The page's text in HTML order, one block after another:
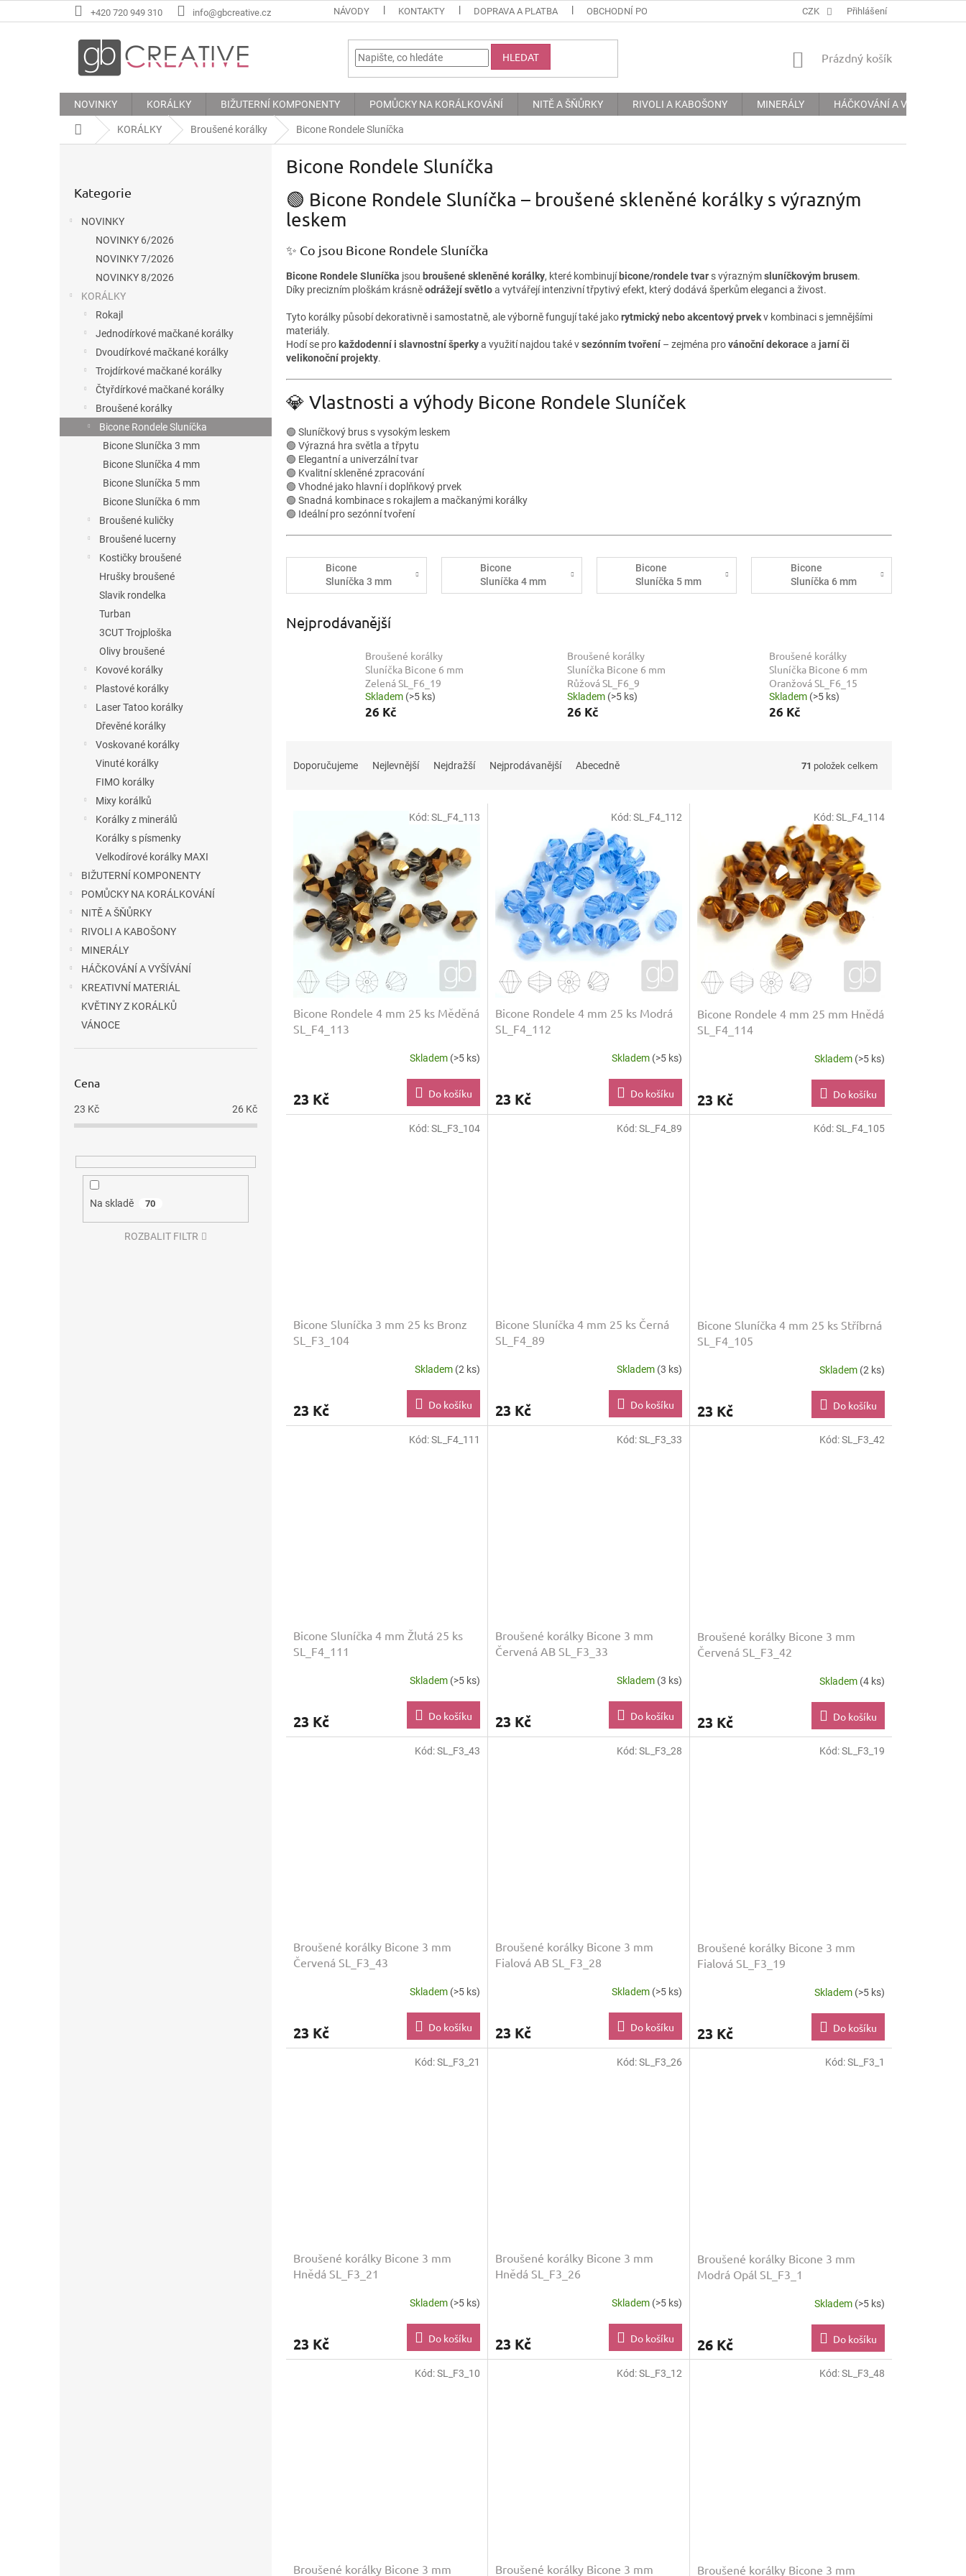
na
+420 720 949 310 info@gbcreative.cz NÁVODY KONTAKTY DOPRAVA A PLATBA OBCHODNÍ PODMÍNKY PODMÍNKY OCHRANY OSOBNÍCH ÚDAJŮ
CZK Přihlášení
HLEDAT
NÁKUPNÍ
Prázdný košík
NOVINKY KORÁLKY BIŽUTERNÍ KOMPONENTY POMŮCKY NA KORÁLKOVÁNÍ NITĚ A ŠŇŮRKY RIVOLI A KABOŠONY MINERÁLY HÁČKOVÁNÍ A VYŠÍVÁNÍ
Domů KORÁLKY Broušené korálky Bicone Rondele Sluníčka
kategorie
Kategorie
NOVINKY
NOVINKY 6/2026
NOVINKY 7/2026
NOVINKY 8/2026
KORÁLKY
Rokajl
Jednodírkové mačkané korálky
Dvoudírkové mačkané korálky
Trojdírkové mačkané korálky
Čtyřdírkové mačkané korálky
Broušené korálky
Bicone Rondele Sluníčka
Bicone Sluníčka 3 mm
Bicone Sluníčka 4 mm
Bicone Sluníčka 5 mm
Bicone Sluníčka 6 mm
Broušené kuličky
Broušené lucerny
Kostičky broušené
Hrušky broušené
Slavik rondelka
Turban
3CUT Trojploška
Olivy broušené
Kovové korálky
Plastové korálky
Laser Tatoo korálky
Dřevěné korálky
Voskované korálky
Vinuté korálky
FIMO korálky
Mixy korálků
Korálky z minerálů
Korálky s písmenky
Velkodírové korálky MAXI
BIŽUTERNÍ KOMPONENTY
POMŮCKY NA KORÁLKOVÁNÍ
NITĚ A ŠŇŮRKY
RIVOLI A KABOŠONY
MINERÁLY
HÁČKOVÁNÍ A VYŠÍVÁNÍ
KREATIVNÍ MATERIÁL
KVĚTINY Z KORÁLKŮ
VÁNOCE
Cena
23 Kč 26 Kč
Na skladě 70
ROZBALIT FILTR
Bicone Rondele Sluníčka
🟢 Bicone Rondele Sluníčka – broušené skleněné korálky s výrazným
leskem
✨ Co jsou Bicone Rondele Sluníčka
Bicone Rondele Sluníčka jsou broušené skleněné korálky, které kombinují bicone/rondele tvar s výraznýmsluníčkovým brusem.
Díky precizním ploškám krásněodrážejí světloa vytvářejí intenzivní třpytivý efekt, který dodává šperkům eleganci a živost.
Tyto korálky působí dekorativně i samostatně, ale výborně fungují také jakorytmický nebo akcentový prvekv kombinaci s jemnějšími
materiály.
Hodí se pro každodenní i slavnostní šperkya využití najdou také vsezónním tvoření – zejména provánoční dekoracea jarní či
velikonoční projekty.
💎 Vlastnosti a výhody Bicone Rondele Sluníček
🟢 Sluníčkový brus s vysokým leskem
🟢 Výrazná hra světla a třpytu
🟢 Elegantní a univerzální tvar
🟢 Kvalitní skleněné zpracování
🟢 Vhodné jako hlavní i doplňkový prvek
🟢 Snadná kombinace s rokajlem a mačkanými korálky
🟢 Ideální pro sezónní tvoření
Bicone
Sluníčka 3 mm
Bicone
Sluníčka 4 mm
Bicone
Sluníčka 5 mm
Bicone
Sluníčka 6 mm
Nejprodávanější
Broušené korálky
Sluníčka Bicone 6 mm
Zelená SL_F6_19
Skladem (>5 ks)
26 Kč
Broušené korálky
Sluníčka Bicone 6 mm
Růžová SL_F6_9
Skladem (>5 ks)
26 Kč
Broušené korálky
Sluníčka Bicone 6 mm
Oranžová SL_F6_15
Skladem (>5 ks)
26 Kč
o
d
Doporučujeme Nejlevnější Nejdražší Nejprodávanější Abecedně 71 položek celkem
Bicone Rondele 4 mm 25 ks Měděná
SL_F4_113
Skladem (>5 ks)
23 Kč Do košíku
Kód:SL_F4_113
Bicone Rondele 4 mm 25 ks Modrá
SL_F4_112
Skladem (>5 ks)
23 Kč Do košíku
Kód:SL_F4_112
Bicone Rondele 4 mm 25 mm Hnědá
SL_F4_114
Skladem (>5 ks)
23 Kč Do košíku
Kód:SL_F4_114
Bicone Sluníčka 3 mm 25 ks Bronz
SL_F3_104
Skladem (2 ks)
23 Kč Do košíku
Kód:SL_F3_104
Bicone Sluníčka 4 mm 25 ks Černá
SL_F4_89
Skladem (3 ks)
23 Kč Do košíku
Kód:SL_F4_89
Bicone Sluníčka 4 mm 25 ks Stříbrná
SL_F4_105
Skladem (2 ks)
23 Kč Do košíku
Kód:SL_F4_105
Bicone Sluníčka 4 mm Žlutá 25 ks
SL_F4_111
Skladem (>5 ks)
23 Kč Do košíku
Kód:SL_F4_111
Broušené korálky Bicone 3 mm
Červená AB SL_F3_33
Skladem (3 ks)
23 Kč Do košíku
Kód:SL_F3_33
Broušené korálky Bicone 3 mm
Červená SL_F3_42
Skladem (4 ks)
23 Kč Do košíku
Kód:SL_F3_42
Broušené korálky Bicone 3 mm
Červená SL_F3_43
Skladem (>5 ks)
23 Kč Do košíku
Kód:SL_F3_43
Broušené korálky Bicone 3 mm
Fialová AB SL_F3_28
Skladem (>5 ks)
23 Kč Do košíku
Kód:SL_F3_28
Broušené korálky Bicone 3 mm
Fialová SL_F3_19
Skladem (>5 ks)
23 Kč Do košíku
Kód:SL_F3_19
Broušené korálky Bicone 3 mm
Hnědá SL_F3_21
Skladem (>5 ks)
23 Kč Do košíku
Kód:SL_F3_21
Broušené korálky Bicone 3 mm
Hnědá SL_F3_26
Skladem (>5 ks)
23 Kč Do košíku
Kód:SL_F3_26
Broušené korálky Bicone 3 mm
Modrá Opál SL_F3_1
Skladem (>5 ks)
26 Kč Do košíku
Kód:SL_F3_1
Broušené korálky Bicone 3 mm
Kód:SL_F3_10
Broušené korálky Bicone 3 mm
Kód:SL_F3_12
Broušené korálky Bicone 3 mm
Kód:SL_F3_48